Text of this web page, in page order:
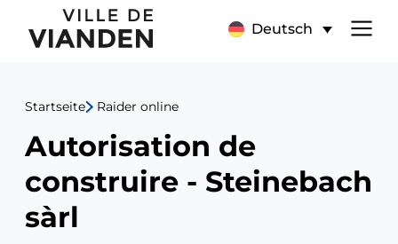
Autorisation
de
construire
Steinebach
sàrl
Deutsch
Hauptnavigationsmenü
Startseite Raider online
Autorisation de
construire - Steinebach
sàrl